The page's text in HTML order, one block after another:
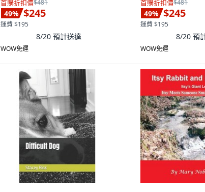
首購折扣價$481
49% $245
運費 $195
8/20 預計送達
WOW免運
首購折扣價$481
49% $245
運費 $195
8/20 預
WOW免運